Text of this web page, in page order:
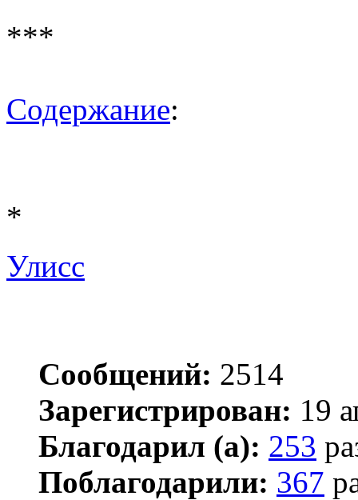
***
Содержание:
*
Улисс
Сообщений: 2514
Зарегистрирован: 19
Благодарил (а): 253
Поблагодарили: 367